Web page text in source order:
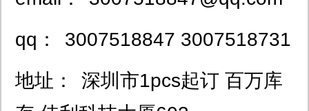
qq：
3007518847 3007518731
地址：
深圳市1pcs起订 百万库